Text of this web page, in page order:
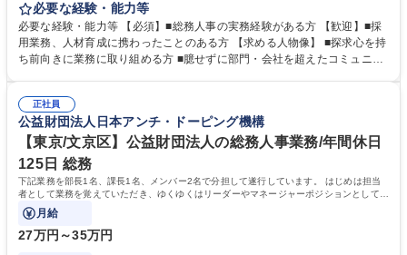
定、さらに社内の重要会議の運営等、経営の根幹となる幅広い総務人事業
務全般を担当していただきます。 【主な業務内容】 ■採用関係業務および
人材育成(社員研修)業務の推進 ■中期経営計画および予算等の管理 ■設備
投資計画等の策定 ■社内の重要会議の運営 ■その他総務人事業務全般 【入
務人事】経験者歓迎！/阪急阪神HDグループ/年休124日
必要な経験・能力等
必要な経験・能力等 【必須】■総務人事の実務経験がある方 【歓迎】■採
用業務、人材育成に携わったことのある方 【求める人物像】 ■探求心を持
ち前向きに業務に取り組める方 ■臆せずに部門・会社を超えたコミュニケ
囲のメンバーと協調しつつ主体性を持って能動的に業務を推進できる方 学
歴・資格 学歴：大学院 大学 高専 短大 専修学校 高校 語学力： 資格：
正社員
公益財団法人日本アンチ・ドーピング機構
【東京/文京区】公益財団法人の総務人事業務/年間休日
125日 総務
下記業務を部長1名、課長1名、メンバー2名で分担して遂行しています。 はじめは担当
者として業務を覚えていただき、ゆくゆくはリーダーやマネージャーポジションとして活
躍いただくことを期待しています。
月給
27万円～35万円